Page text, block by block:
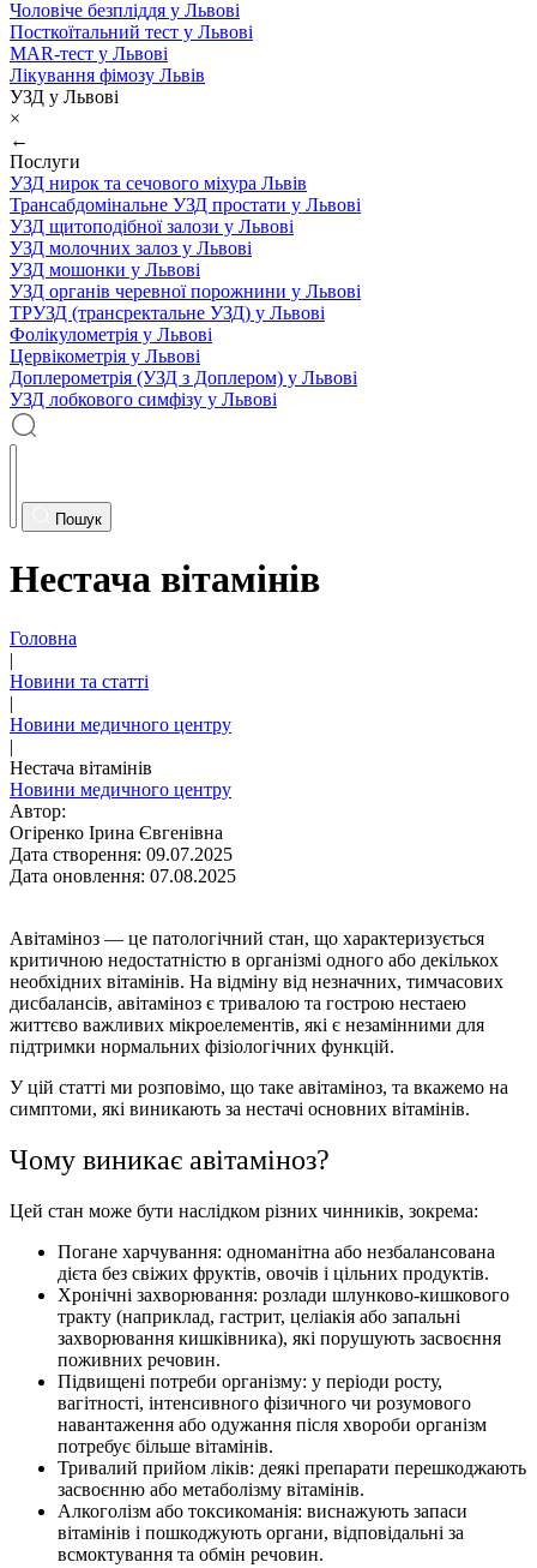
Чоловіче безпліддя у Львові
Посткоїтальний тест у Львові
MAR-тест у Львові
Лікування фімозу Львів
УЗД у Львові
×
←
Послуги
УЗД нирок та сечового міхура Львів
Трансабдомінальне УЗД простати у Львові
УЗД щитоподібної залози у Львові
УЗД молочних залоз у Львові
УЗД мошонки у Львові
УЗД органів черевної порожнини у Львові
ТРУЗД (трансректальне УЗД) у Львові
Фолікулометрія у Львові
Цервікометрія у Львові
Доплерометрія (УЗД з Доплером) у Львові
УЗД лобкового симфізу у Львові
Пошук
Нестача вітамінів
Головна
|
Новини та статті
|
Новини медичного центру
|
Нестача вітамінів
Новини медичного центру
Автор:
Огіренко Ірина Євгенівна
Дата створення: 09.07.2025
Дата оновлення: 07.08.2025
Авітаміноз — це патологічний стан, що характеризується
критичною недостатністю в організмі одного або декількох
необхідних вітамінів. На відміну від незначних, тимчасових
дисбалансів, авітаміноз є тривалою та гострою нестаею
життєво важливих мікроелементів, які є незамінними для
підтримки нормальних фізіологічних функцій.
У цій статті ми розповімо, що таке авітаміноз, та вкажемо на
симптоми, які виникають за нестачі основних вітамінів.
Чому виникає авітаміноз?
Цей стан може бути наслідком різних чинників, зокрема:
Погане харчування: одноманітна або незбалансована
дієта без свіжих фруктів, овочів і цільних продуктів.
Хронічні захворювання: розлади шлунково-кишкового
тракту (наприклад, гастрит, целіакія або запальні
захворювання кишківника), які порушують засвоєння
поживних речовин.
Підвищені потреби організму: у періоди росту,
вагітності, інтенсивного фізичного чи розумового
навантаження або одужання після хвороби організм
потребує більше вітамінів.
Тривалий прийом ліків: деякі препарати перешкоджають
засвоєнню або метаболізму вітамінів.
Алкоголізм або токсикоманія: виснажують запаси
вітамінів і пошкоджують органи, відповідальні за
всмоктування та обмін речовин.